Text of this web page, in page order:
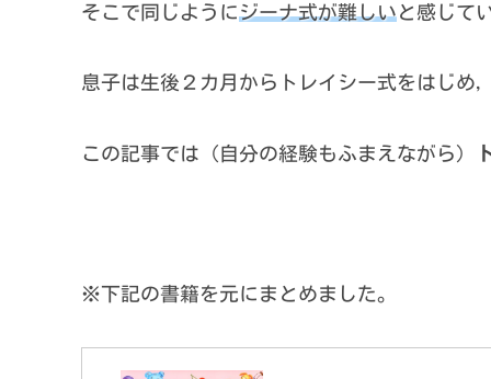
そこで同じようにジーナ式が難しいと感じて
息子は生後２カ月からトレイシー式をはじめ
この記事では（自分の経験もふまえながら）
※下記の書籍を元にまとめました。